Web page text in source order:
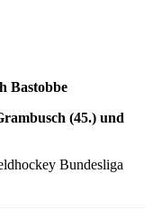
Bastobbe
(45.) und
Bundesliga